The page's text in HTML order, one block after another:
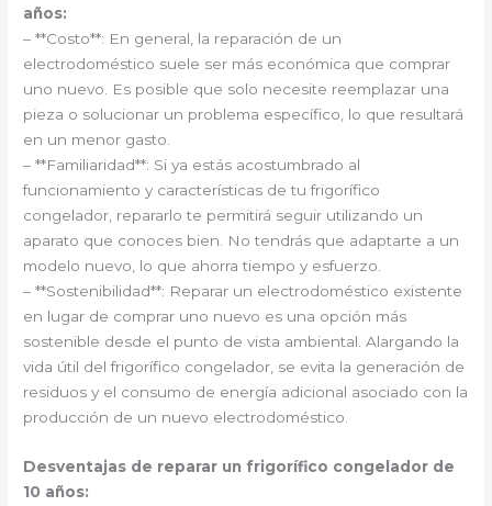
años:
– **Costo**: En general, la reparación de un
electrodoméstico suele ser más económica que comprar
uno nuevo. Es posible que solo necesite reemplazar una
pieza o solucionar un problema específico, lo que resultará
en un menor gasto.
– **Familiaridad**: Si ya estás acostumbrado al
funcionamiento y características de tu frigorífico
congelador, repararlo te permitirá seguir utilizando un
aparato que conoces bien. No tendrás que adaptarte a un
modelo nuevo, lo que ahorra tiempo y esfuerzo.
– **Sostenibilidad**: Reparar un electrodoméstico existente
en lugar de comprar uno nuevo es una opción más
sostenible desde el punto de vista ambiental. Alargando la
vida útil del frigorífico congelador, se evita la generación de
residuos y el consumo de energía adicional asociado con la
producción de un nuevo electrodoméstico.
Desventajas de reparar un frigorífico congelador de
10 años: